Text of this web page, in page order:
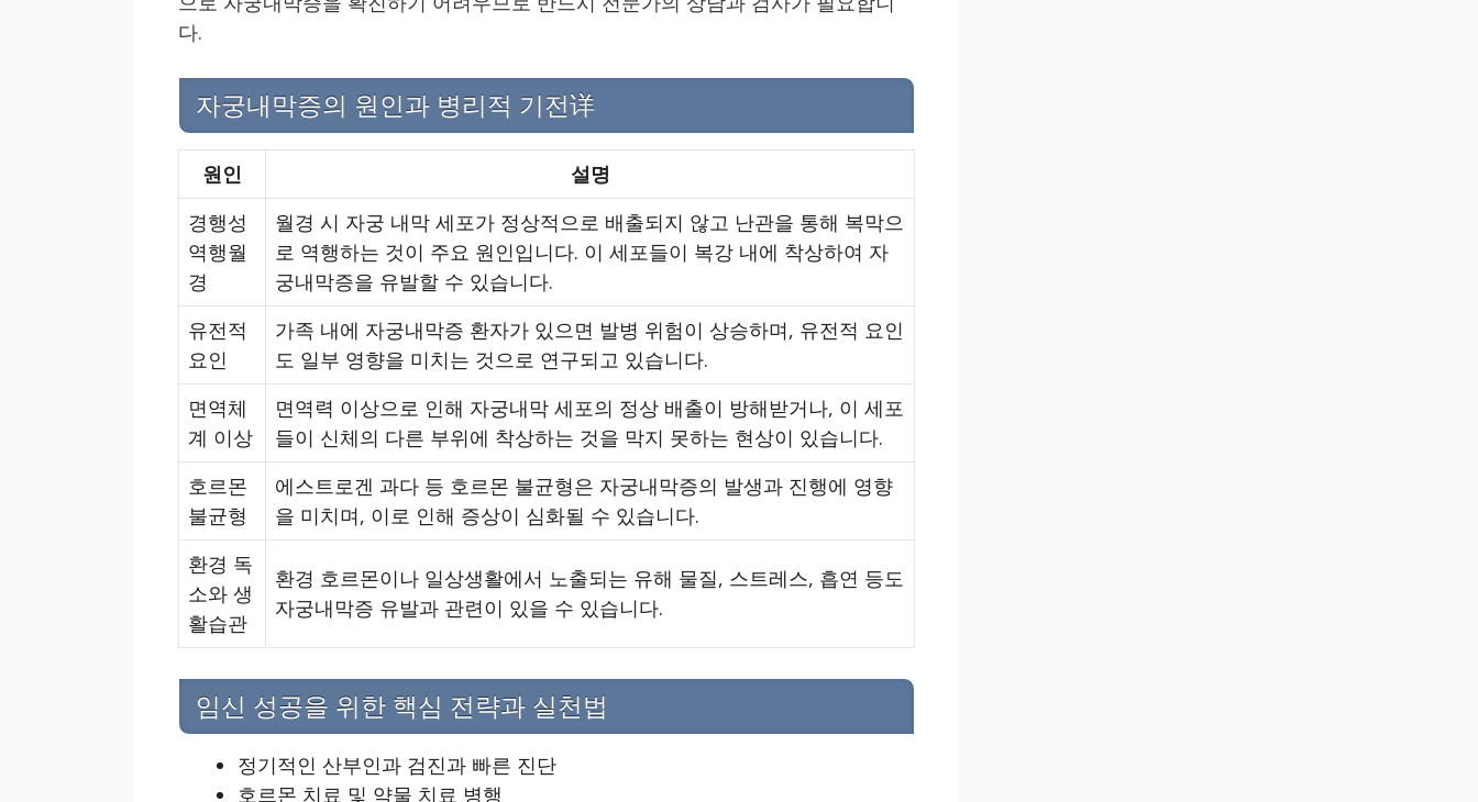
다.
자궁내막증의 원인과 병리적 기전详
원인
설명
경행성
역행월
경
월경 시 자궁 내막 세포가 정상적으로 배출되지 않고 난관을 통해 복막으
로 역행하는 것이 주요 원인입니다. 이 세포들이 복강 내에 착상하여 자
궁내막증을 유발할 수 있습니다.
유전적
요인
가족 내에 자궁내막증 환자가 있으면 발병 위험이 상승하며, 유전적 요인
도 일부 영향을 미치는 것으로 연구되고 있습니다.
면역체
계 이상
면역력 이상으로 인해 자궁내막 세포의 정상 배출이 방해받거나, 이 세포
들이 신체의 다른 부위에 착상하는 것을 막지 못하는 현상이 있습니다.
호르몬
불균형
에스트로겐 과다 등 호르몬 불균형은 자궁내막증의 발생과 진행에 영향
을 미치며, 이로 인해 증상이 심화될 수 있습니다.
환경 독
소와 생
활습관
환경 호르몬이나 일상생활에서 노출되는 유해 물질, 스트레스, 흡연 등도
자궁내막증 유발과 관련이 있을 수 있습니다.
임신 성공을 위한 핵심 전략과 실천법
정기적인 산부인과 검진과 빠른 진단
호르몬 치료 및 약물 치료 병행